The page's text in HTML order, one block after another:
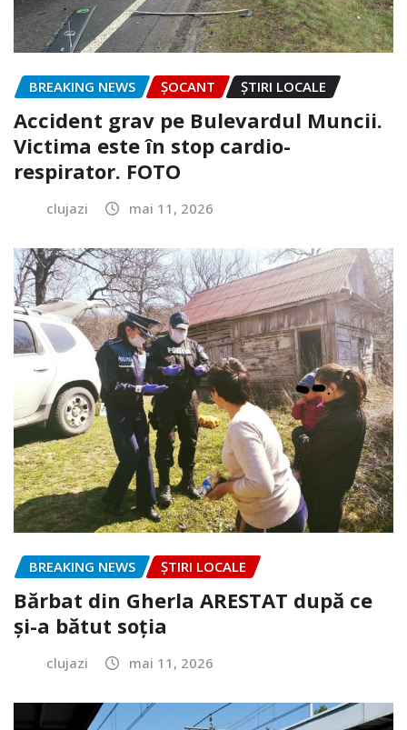
BREAKING NEWS ȘOCANT ȘTIRI LOCALE
Accident grav pe Bulevardul Muncii.
Victima este în stop cardio-
respirator. FOTO
clujazi mai 11, 2026
BREAKING NEWS ȘTIRI LOCALE
Bărbat din Gherla ARESTAT după ce
și-a bătut soția
clujazi mai 11, 2026